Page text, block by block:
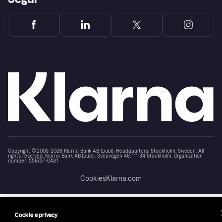
Copyright © 2005-2026 Klarna Bank AB (publ). Headquarters: Stockholm, Sweden. All
rights reserved. Klarna Bank AB (publ). Sveavägen 46, 111 34 Stockholm. Organization
number: 556737-0431
CookiesKlarna.com
Cookie e privacy